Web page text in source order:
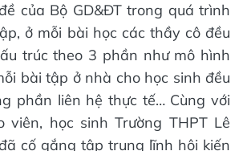
của Bộ GD&ĐT trong quá trình
ở mỗi bài học các thầy cô đều
trúc theo 3 phần như mô hình
bài tập ở nhà cho học sinh đều
phần liên hệ thực tế… Cùng với
viên, học sinh Trường THPT Lê
cố gắng tập trung lĩnh hội kiến